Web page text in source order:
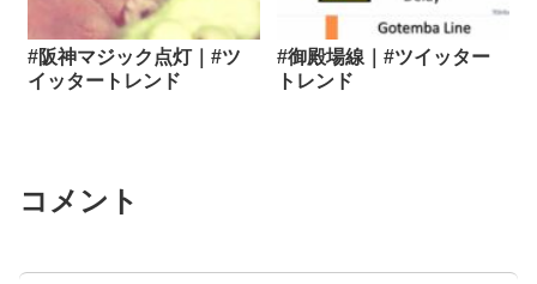
#阪神マジック点灯｜#ツ
イッタートレンド
#御殿場線｜#ツイッター
トレンド
コメント